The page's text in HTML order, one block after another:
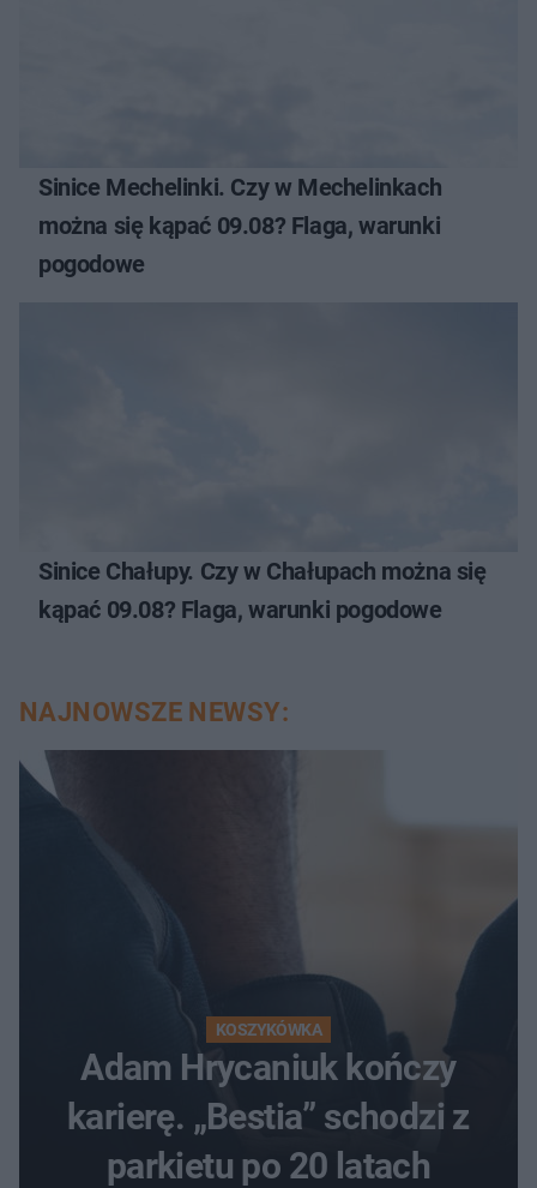
Sinice Mechelinki. Czy w Mechelinkach
można się kąpać 09.08? Flaga, warunki
pogodowe
Sinice Chałupy. Czy w Chałupach można się
kąpać 09.08? Flaga, warunki pogodowe
NAJNOWSZE NEWSY:
KOSZYKÓWKA
Adam Hrycaniuk kończy
karierę. „Bestia” schodzi z
parkietu po 20 latach